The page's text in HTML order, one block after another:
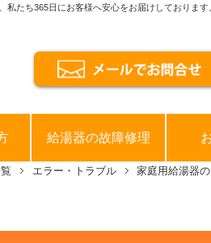
たち365日にお客様へ安心をお届けしております
給湯器の故障修理
エラー・トラブル
家庭用給湯器